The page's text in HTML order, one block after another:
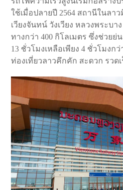
ใช้เมื่อปลายปี 2564 สถานีในลา
เวียงจันทน์ วังเวียง หลวงพระบา
ทางกว่า 400 กิโลเมตร ซึ่งช่วยย่
13 ชั่วโมงเหลือเพียง 4 ชั่วโมงก
ท่องเที่ยวลาวคึกคัก สะดวก รว